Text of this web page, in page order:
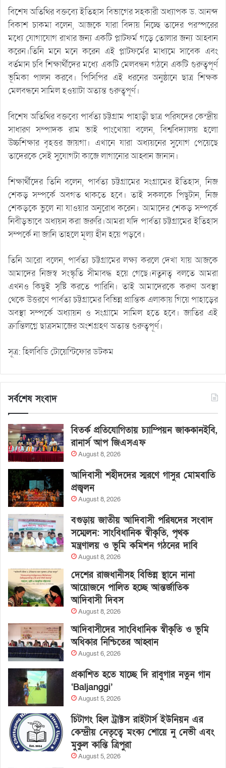
বিশেষ অতিথির বক্তব্যে ইতিহাস বিভাগের সহকারী অধ্যাপক ড. আনন্দ
বিকাশ চাকমা বলেন, আজকে যারা বিদায় নিচ্ছে তাদের পরস্পরের
মধ্যে যোগাযোগ রাখার জন্য একটি প্লাটফর্ম গড়ে তোলার জন্য আহ্বান
করেন।তিনি মনে মনে করেন এই প্লাটফর্মের মাধ্যমে সাবেক এবং
বর্তমান চবি শিক্ষার্থীদের মধ্যে একটি মেলবন্ধন গঠনে একটি গুরুত্বপূর্ণ
ভূমিকা পালন করবে। পিসিপির এই ধরনের অনুষ্ঠানে ছাত্র শিক্ষক
মেলবন্ধনে সামিল হওয়াটা অত্যন্ত গুরুত্বপূর্ণ।
বিশেষ অতিথির বক্তব্যে পার্বত্য চট্টগ্রাম পাহাড়ী ছাত্র পরিষদের কেন্দ্রীয়
সাধারণ সম্পাদক রাম ভাই পাংখোয়া বলেন, বিশ্ববিদ্যালয় হলো
উচ্চশিক্ষার বৃহত্তর জায়গা। এখানে যারা অধ্যয়নের সুযোগ পেয়েছে
তাদেরকে সেই সুযোগটা কাজে লাগানোর আহ্বান জানান।
শিক্ষার্থীদের তিনি বলেন, পার্বত্য চট্টগ্রামের সংগ্রামের ইতিহাস, নিজ
শেকড় সম্পর্কে অবগত থাকতে হবে। তাই সকলকে পিছুটান, নিজ
শেকড়কে ভুলে না যাওয়ার অনুরোধ করেন। আমাদের শেকড় সম্পর্কে
নিবীড়ভাবে অধ্যয়ন করা জরুরি।আমরা যদি পার্বত্য চট্টগ্রামের ইতিহাস
সম্পর্কে না জানি তাহলে মূল্য হীন হয়ে পড়বে।
তিনি আরো বলেন, পার্বত্য চট্টগ্রামের লক্ষ্য করলে দেখা যায় আজকে
আমাদের নিজস্ব সংস্কৃতি সীমাবদ্ধ হয়ে গেছে।নতুনত্ব বলতে আমরা
এখনও কিছুই সৃষ্টি করতে পারিনি। তাই আমাদেরকে করুণ অবস্থা
থেকে উত্তরণে পার্বত্য চট্টগ্রামের বিভিন্ন প্রান্তিক এলাকায় গিয়ে পাহাড়ের
অবস্থা সম্পর্কে অধ্যায়ন ও সংগ্রামে সামিল হতে হবে। জাতির এই
ক্রান্তিলগ্নে ছাত্রসমাজের অংশগ্রহণ অত্যন্ত গুরুত্বপূর্ণ।
সূত্র: হিলবিডি টোয়েন্টিফোর ডটকম
সর্বশেষ সংবাদ
বিতর্ক প্রতিযোগিতায় চ্যাম্পিয়ন জাককানইবি,
রানার্স আপ জিএসএফ
August 8, 2026
আদিবাসী শহীদদের স্মরণে গাসুর মোমবাতি
প্রজ্বলন
August 8, 2026
বগুড়ায় জাতীয় আদিবাসী পরিষদের সংবাদ
সম্মেলন: সাংবিধানিক স্বীকৃতি, পৃথক
মন্ত্রণালয় ও ভূমি কমিশন গঠনের দাবি
August 8, 2026
দেশের রাজধানীসহ বিভিন্ন স্থানে নানা
আয়োজনে পালিত হচ্ছে আন্তর্জাতিক
আদিবাসী দিবস
August 8, 2026
আদিবাসীদের সাংবিধানিক স্বীকৃতি ও ভূমি
অধিকার নিশ্চিতের আহ্বান
August 6, 2026
প্রকাশিত হতে যাচ্ছে দি রাবুগার নতুন গান
‘Baljanggi’
August 5, 2026
চিটাগং হিল ট্রাক্টস রাইটার্স ইউনিয়ন এর
কেন্দ্রীয় নেতৃত্বে মংক্য শোয়ে নু নেভী এবং
মুকুল কান্তি ত্রিপুরা
August 5, 2026